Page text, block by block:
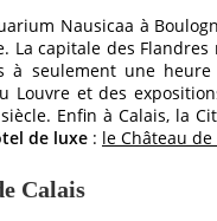
Nausicaa à
La capitale des
seulement une
Louvre et des
Enfin à Calais, la
de luxe : le Château de
Calais